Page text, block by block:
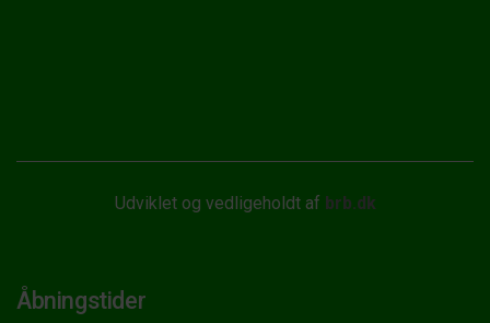
Udviklet og vedligeholdt af brb.dk
Åbningstider